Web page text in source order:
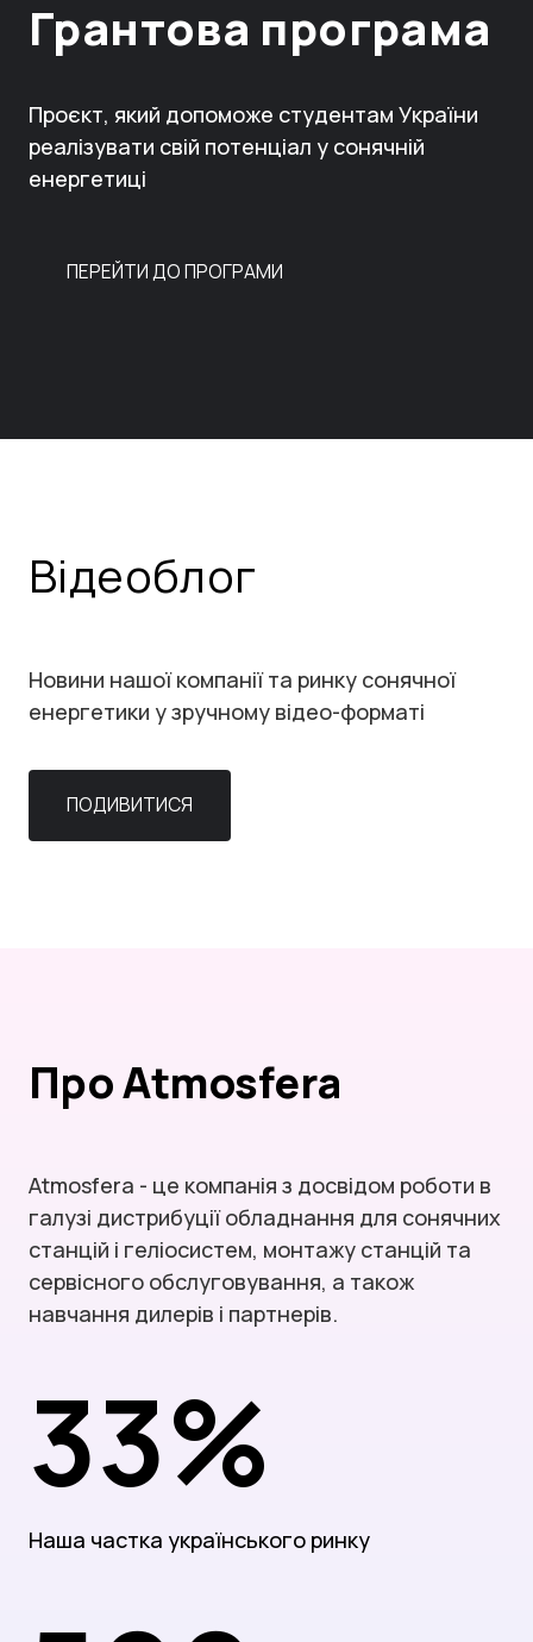
Грантова програма
Проєкт, який допоможе студентам України
реалізувати свій потенціал у сонячній
енергетиці
ПЕРЕЙТИ ДО ПРОГРАМИ
Відеоблог
Новини нашої компанії та ринку сонячної
енергетики у зручному відео-форматі
ПОДИВИТИСЯ
Про Atmosfera
Atmosfera - це компанія з досвідом роботи в
галузі дистрибуції обладнання для сонячних
станцій і геліосистем, монтажу станцій та
сервісного обслуговування, а також
навчання дилерів і партнерів.
33%
Наша частка українського ринку